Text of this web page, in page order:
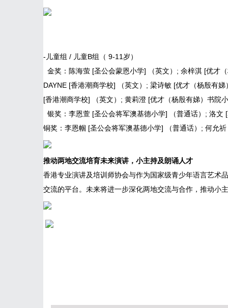
-儿童组 / 儿童B组（ 9-11岁）
金奖：陈海萤 [圣公会蒙恩小学] （英文）; 余梓淇 [优才
DAYNE [香港潮商学校] （英文）; 梁诗敏 [优才（杨殷有
[香港潮商学校] （英文）; 黄莉澄 [优才（杨殷有娣）书院
银奖：李恩萱 [圣公会将军澳基德小学] （普通话）; 洛文
铜奖：李恩帼 [圣公会将军澳基德小学] （普通话）; 何允
推动两地交流培育未来演讲 ， 小主持及朗诵人才
香港专业演讲及培训师协会与作为国家级青少年语言艺术
交流的平台。未来将进一步深化两地交流与合作，推动小